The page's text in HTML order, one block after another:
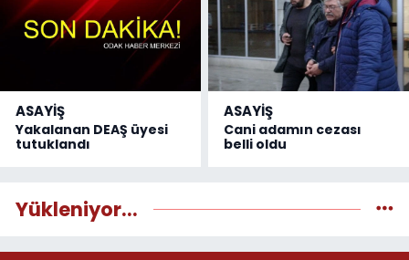
ASAYİŞ
Yakalanan DEAŞ üyesi
tutuklandı
ASAYİŞ
Cani adamın cezası
belli oldu
Yükleniyor...